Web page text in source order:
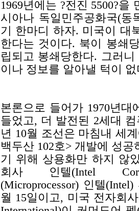
1969년에는 ?전진 5500?
시아나 독일민주공화국(
기 한마디 하자. 미국이 대
한다는 것이다. 북이 봉쇄
립되고 봉쇄당한다. 그러
이나 정보를 알아낼 턱이 없
본론으로 들어가 1970년대
들었고, 더 발전된 2세대
년 10월 조선은 마침내 세
백두산 102호> 개발에 성
기 위해 상용화만 하지 않
회사 인텔(Intel
(Microprocessor) 인텔
월 15일이고, 미국 전자회